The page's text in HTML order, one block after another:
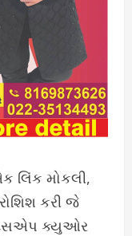
લિંક મોકલી,
કરી જે
ક્યુઓર